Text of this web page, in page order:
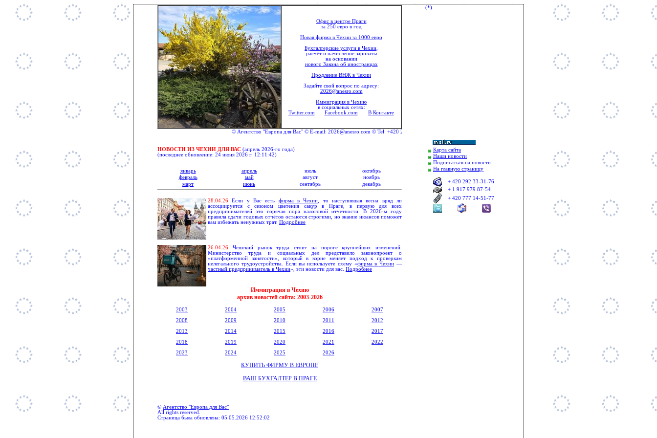
Офис в центре Праги
за 250 евро в год
Новая фирма в Чехии за 1000 евро
Бухгалтерские услуги в Чехии
расчёт и начисление зарплаты
на основании
нового Закона об иностранцах
Продление ВНЖ в Чехии
Задайте свой вопрос по адресу:
2026@anesro.com
Иммиграция в Чехию
в социальных сетях:
Twitter.com
Facebook.com В Контакте
(*)
© Агентство "Европа для Вас" © E-mail: 2026@anesro.com © Tel: +420 292 333 176 © Mobil: + 420 777 14 51 77 ©
НОВОСТИ ИЗ ЧЕХИИ ДЛЯ ВАС (апрель 2026-го года)
(последнее обновление: 24 июня 2026 г. 12:11:42)
январь апрель июль
октябрь
февраль
май август
ноябрь
март
июнь сентябрь декабрь
28.04.26Если у Вас есть фирма в Чехии, то наступившая весна вряд ли
ассоциируется с сезоном цветения сакур в Праге, в первую для всех
предпринимателей это горячая пора налоговой отчетности. В 2026-м году
правила сдачи годовых отчётов остаются строгими, но знание нюансов поможет
вам избежать ненужных трат. Подробнее
26.04.26 Чешский рынок труда стоит на пороге крупнейших изменений.
Министерство труда и социальных дел
представило законопроект о
«платформенной занятости», который в корне меняет подход к проверкам
нелегального трудоустройства. Если вы используете схему «фирма в Чехии —
частный предприниматель в Чехии», эти новости для вас. Подробнее
Иммиграция в Чехию
архив новостей сайта: 2003-2026
2003 2004 2005 2006
2007
2008
2009 2010 2011
2012
2013
2014 2015 2016
2017
2018
2019 2020 2021
2022
2023
2024 2025 2026
КУПИТЬ ФИРМУ В ЕВРОПЕ
ВАШ БУХГАЛТЕР В ПРАГЕ
© Агентство "Европа для Вас"
All rights reserved.
Страница была обновлена: 05.05.2026 12:52:02
Карта сайта
Наши новости
Подписаться на новости
На главную страницу
+ 420 292 33-31 -76
+ 1 917 979 87-54
+ 420 777 14-51-77